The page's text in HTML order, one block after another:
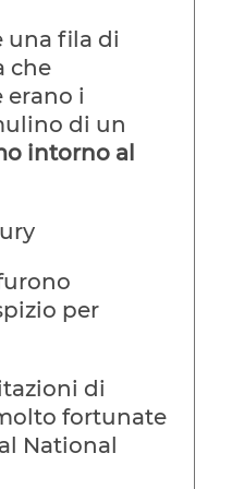
una fila di
che
i
di un
intorno al
per
di
fortunate
National